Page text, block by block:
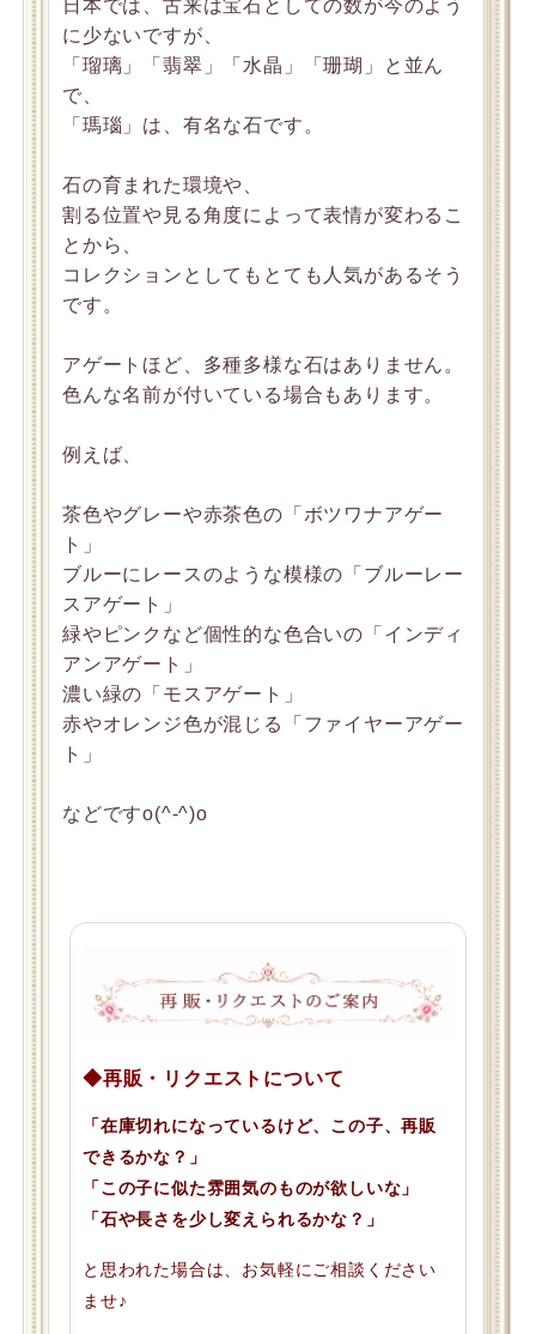
日本では、古来は宝石としての数が今のよう
に少ないですが、
「瑠璃」「翡翠」「水晶」「珊瑚」と並ん
で、
「瑪瑙」は、有名な石です。
石の育まれた環境や、
割る位置や見る角度によって表情が変わるこ
とから、
コレクションとしてもとても人気があるそう
です。
アゲートほど、多種多様な石はありません。
色んな名前が付いている場合もあります。
例えば、
茶色やグレーや赤茶色の「ボツワナアゲー
ト」
ブルーにレースのような模様の「ブルーレー
スアゲート」
緑やピンクなど個性的な色合いの「インディ
アンアゲート」
濃い緑の「モスアゲート」
赤やオレンジ色が混じる「ファイヤーアゲー
ト」
などですo(^-^)o
◆再販・リクエストについて
「在庫切れになっているけど、この子、再販
できるかな？」
「この子に似た雰囲気のものが欲しいな」
「石や長さを少し変えられるかな？」
と思われた場合は、お気軽にご相談ください
ませ♪